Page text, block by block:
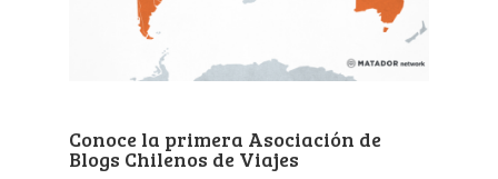
Conoce la primera Asociación de
Blogs Chilenos de Viajes